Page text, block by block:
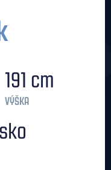
191 cm
VÝŠKA